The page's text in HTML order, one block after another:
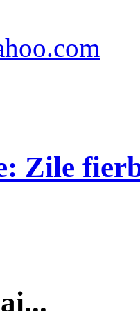
Zile